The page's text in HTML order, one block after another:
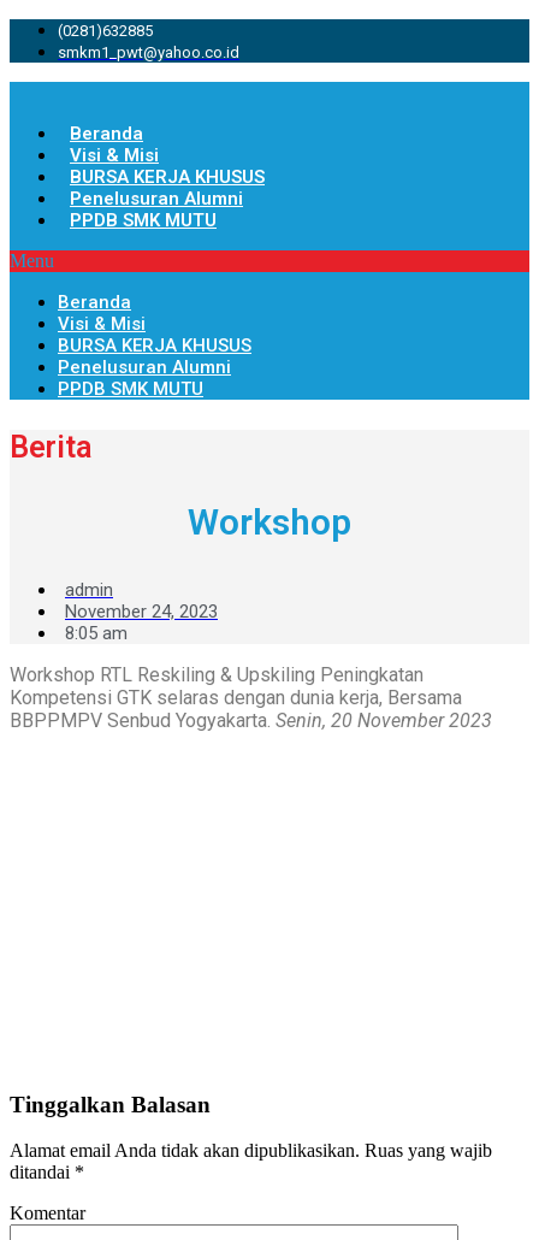
(0281)632885
smkm1_pwt@yahoo.co.id
Beranda
Visi & Misi
BURSA KERJA KHUSUS
Penelusuran Alumni
PPDB SMK MUTU
Menu
Beranda
Visi & Misi
BURSA KERJA KHUSUS
Penelusuran Alumni
PPDB SMK MUTU
Berita
Workshop
admin
November 24, 2023
8:05 am
Workshop RTL Reskiling & Upskiling Peningkatan
Kompetensi GTK selaras dengan dunia kerja, Bersama
BBPPMPV Senbud Yogyakarta. Senin, 20 November 2023
Tinggalkan Balasan
Alamat email Anda tidak akan dipublikasikan. Ruas yang wajib
ditandai *
Komentar